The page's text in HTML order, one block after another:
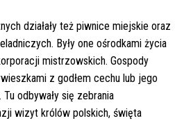
działały też piwnice miejskie oraz
Były one ośrodkami życia
mistrzowskich. Gospody
z godłem cechu lub jego
odbywały się zebrania
wizyt królów polskich, święta